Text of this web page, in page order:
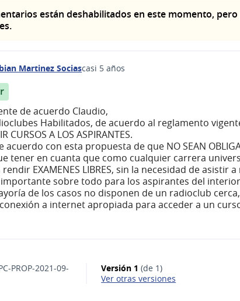
están deshabilitados en este momento, pero
Martinez Sociascasi 5 años
de acuerdo Claudio,
Habilitados, de acuerdo al reglamento
CURSOS A LOS ASPIRANTES.
acuerdo con esta propuesta de que NO SEAN
tener en cuanta que como cualquier carrera
EXAMENES LIBRES, sin la necesidad de asistir
importante sobre todo para los aspirantes del
de los casos no disponen de un radioclub
a internet apropiada para acceder a un
PROP-2021-09-
Versión 1 (de 1)
ver otras versiones